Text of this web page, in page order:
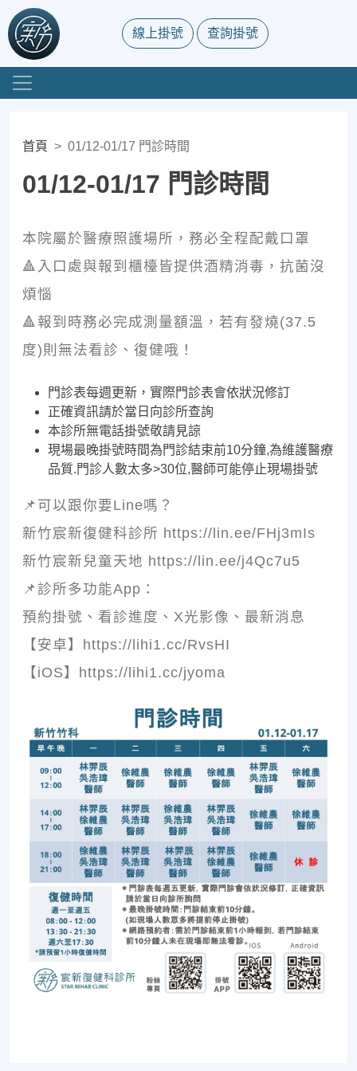
線上掛號 查詢掛號
首頁 01/12-01/17 門診時間
01/12-01/17 門診時間
本院屬於醫療照護場所，務必全程配戴口罩
🔺入口處與報到櫃檯皆提供酒精消毒，抗菌沒
煩惱
🔺報到時務必完成測量額溫，若有發燒(37.5
度)則無法看診、復健哦！
門診表每週更新，實際門診表會依狀況修訂
正確資訊請於當日向診所查詢
本診所無電話掛號敬請見諒
現場最晚掛號時間為門診結束前10分鐘,為維護醫療
品質.門診人數太多>30位,醫師可能停止現場掛號
📌可以跟你要Line嗎？
新竹宸新復健科診所 https://lin.ee/FHj3mIs
新竹宸新兒童天地 https://lin.ee/j4Qc7u5
📌診所多功能App：
預約掛號、看診進度、X光影像、最新消息
【安卓】https://lihi1.cc/RvsHI
【iOS】https://lihi1.cc/jyoma